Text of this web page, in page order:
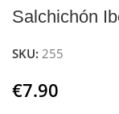
Salchichón
SKU:255
€7.90